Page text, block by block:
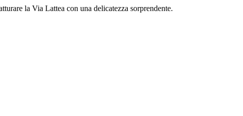
la Via Lattea con una delicatezza sorprendente.